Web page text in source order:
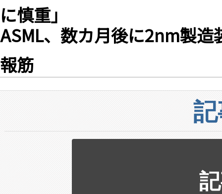
に慎重」
ASML、数カ月後に2nm製
報筋